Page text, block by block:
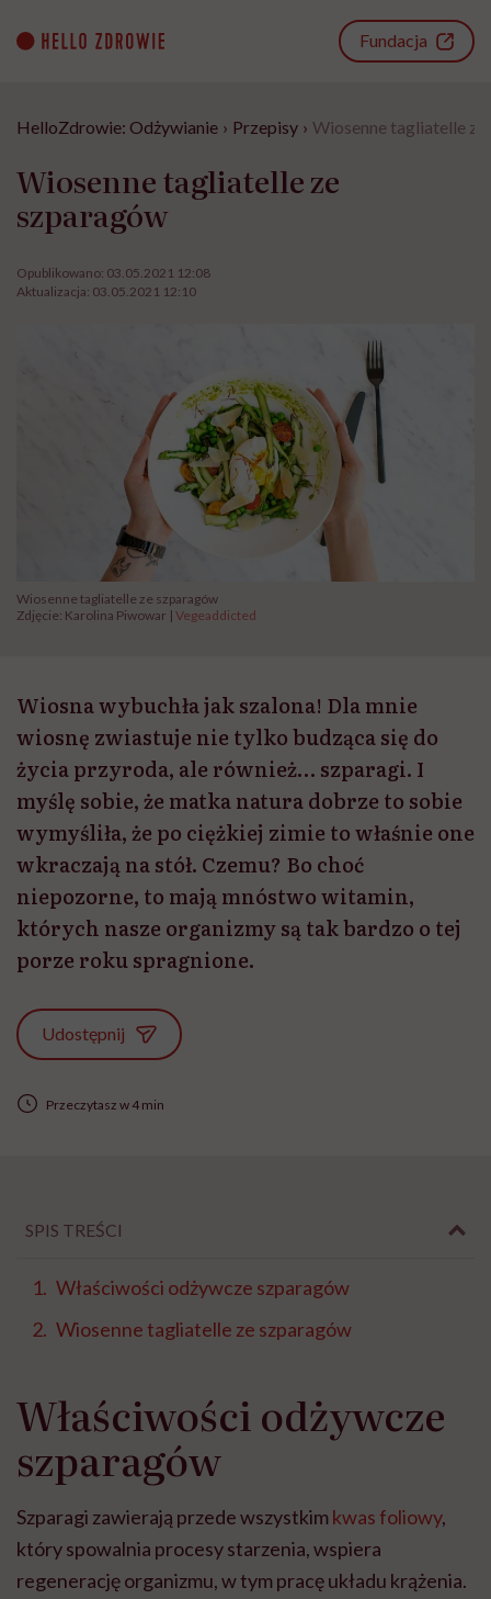
content
Fundacja
HelloZdrowie: Odżywianie › Przepisy › Wiosenne tagliatelle
Wiosenne tagliatelle ze
szparagów
Opublikowano: 03.05.2021 12:08
Aktualizacja: 03.05.2021 12:10
Wiosenne tagliatelle ze szparagów
Zdjęcie: Karolina Piwowar | Vegeaddicted
Wiosna wybuchła jak szalona! Dla mnie
wiosnę zwiastuje nie tylko budząca się do
życia przyroda, ale również… szparagi. I
myślę sobie, że matka natura dobrze to sobie
wymyśliła, że po ciężkiej zimie to właśnie one
wkraczają na stół. Czemu? Bo choć
niepozorne, to mają mnóstwo witamin,
których nasze organizmy są tak bardzo o tej
porze roku spragnione.
Udostępnij
Przeczytasz w 4 min
SPIS TREŚCI
Właściwości odżywcze szparagów
Wiosenne tagliatelle ze szparagów
Właściwości odżywcze
szparagów
Szparagi zawierają przede wszystkimkwas foliowy,
który spowalnia procesy starzenia, wspiera
regenerację organizmu, w tym pracę układu krążenia.